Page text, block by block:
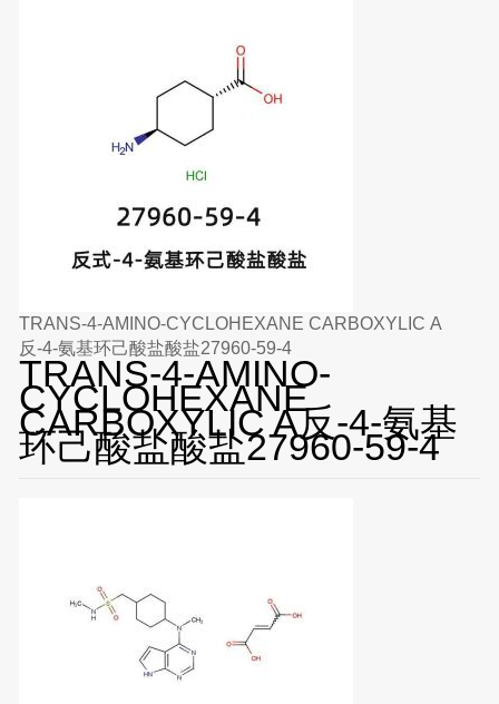
TRANS-4-AMINO-CYCLOHEXANE CARBOXYLIC A
反-4-氨基环己酸盐酸盐27960-59-4
TRANS-4-AMINO-
CYCLOHEXANE
CARBOXYLIC A反-4-氨基
环己酸盐酸盐27960-59-4